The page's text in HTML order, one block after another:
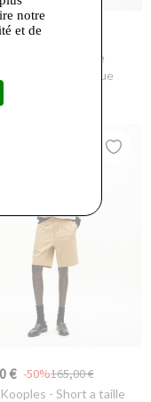
€ -50%
- Chemise
courte baby blue
€ 165,00 €
-50%
- Short a taille
notre
et de